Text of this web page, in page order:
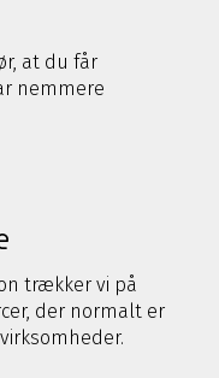
at du får
nemmere
trækker vi på
der normalt er